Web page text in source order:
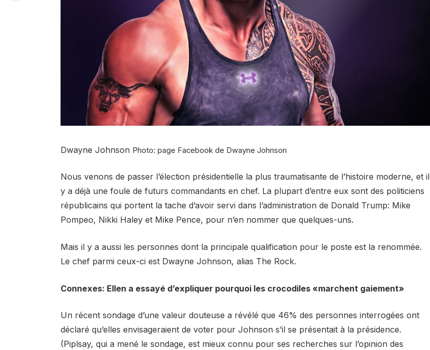
Dwayne Johnson Photo: page Facebook de Dwayne Johnson
Nous venons de passer l’élection présidentielle la plus traumatisante de l’histoire moderne, et il
y a déjà une foule de futurs commandants en chef. La plupart d’entre eux sont des politiciens
républicains qui portent la tache d’avoir servi dans l’administration de Donald Trump: Mike
Pompeo, Nikki Haley et Mike Pence, pour n’en nommer que quelques-uns.
Mais il y a aussi les personnes dont la principale qualification pour le poste est la renommée.
Le chef parmi ceux-ci est Dwayne Johnson, alias The Rock.
Connexes: Ellen a essayé d’expliquer pourquoi les crocodiles «marchent gaiement»
Un récent sondage d’une valeur douteuse a révélé que 46% des personnes interrogées ont
déclaré qu’elles envisageraient de voter pour Johnson s’il se présentait à la présidence.
(Piplsay, qui a mené le sondage, est mieux connu pour ses recherches sur l’opinion des